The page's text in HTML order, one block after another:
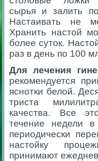
сырья и залить
Настаивать не
Хранить настой
более суток.
раз в день по 100
Для лечения
рекомендуется
яснотки белой.
триста
качества. Все
течение недели
периодически
настойку
принимают